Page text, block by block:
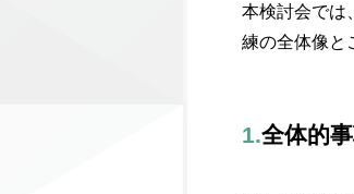
本検討会では
練の全体像と
1.全体的